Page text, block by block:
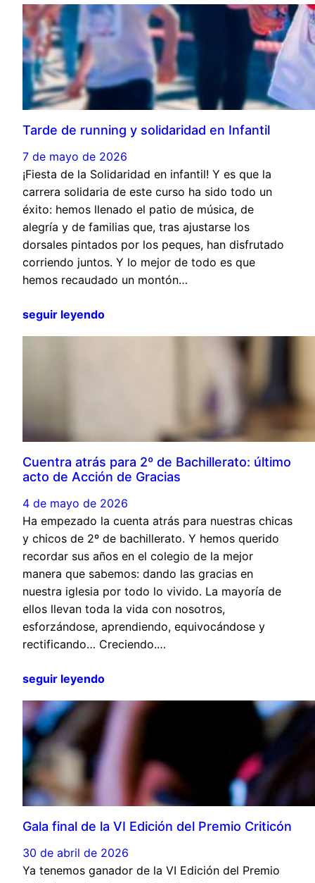
Tarde de running y solidaridad en Infantil
7 de mayo de 2026
¡Fiesta de la Solidaridad en infantil! Y es que la
carrera solidaria de este curso ha sido todo un
éxito: hemos llenado el patio de música, de
alegría y de familias que, tras ajustarse los
dorsales pintados por los peques, han disfrutado
corriendo juntos. Y lo mejor de todo es que
hemos recaudado un montón…
seguir leyendo
Cuentra atrás para 2º de Bachillerato: último
acto de Acción de Gracias
4 de mayo de 2026
Ha empezado la cuenta atrás para nuestras chicas
y chicos de 2º de bachillerato. Y hemos querido
recordar sus años en el colegio de la mejor
manera que sabemos: dando las gracias en
nuestra iglesia por todo lo vivido. La mayoría de
ellos llevan toda la vida con nosotros,
esforzándose, aprendiendo, equivocándose y
rectificando… Creciendo.…
seguir leyendo
Gala final de la VI Edición del Premio Criticón
30 de abril de 2026
Ya tenemos ganador de la VI Edición del Premio